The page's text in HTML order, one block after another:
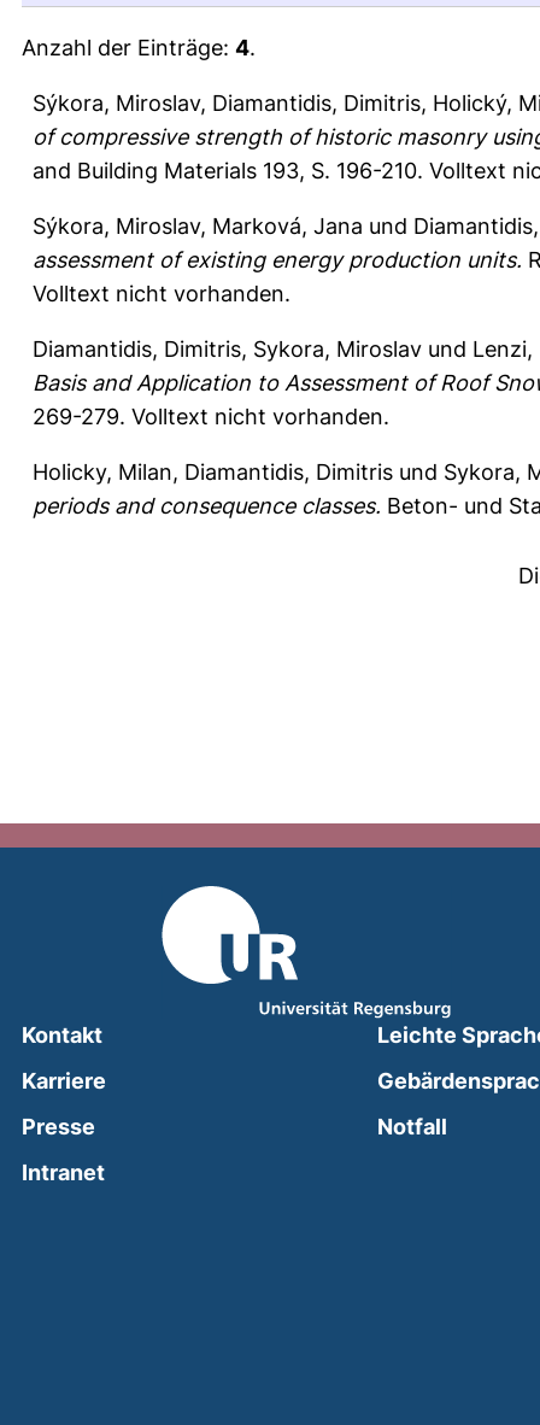
Anzahl der Einträge: 4.
Sýkora, Miroslav, Diamantidis, Dimitris, Holický,
of compressive strength of historic masonry
and Building Materials 193, S. 196-210. Volltext
Sýkora, Miroslav, Marková, Jana und
assessment of existing energy production units.
Volltext nicht vorhanden.
Diamantidis, Dimitris, Sykora, Miroslav und Lenzi,
Basis and Application to Assessment of Roof
269-279. Volltext nicht vorhanden.
Holicky, Milan, Diamantidis, Dimitris und Sykora,
periods and consequence classes. Beton- und
Kontakt
Karriere
Presse
Intranet(external link, opens in a new window)
Leichte
Notfall